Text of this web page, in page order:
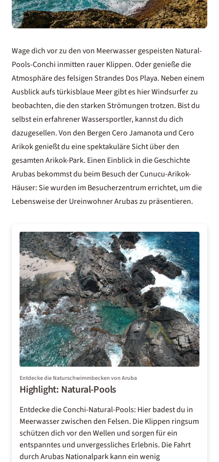
Wage dich vor zu den von Meerwasser gespeisten Natural-
Pools-Conchi inmitten rauer Klippen. Oder genieße die
Atmosphäre des felsigen Strandes Dos Playa. Neben einem
Ausblick aufs türkisblaue Meer gibt es hier Windsurfer zu
beobachten, die den starken Strömungen trotzen. Bist du
selbst ein erfahrener Wassersportler, kannst du dich
dazugesellen. Von den Bergen Cero Jamanota und Cero
Arikok genießt du eine spektakuläre Sicht über den
gesamten Arikok-Park. Einen Einblick in die Geschichte
Arubas bekommst du beim Besuch der Cunucu-Arikok-
Häuser: Sie wurden im Besucherzentrum errichtet, um die
Lebensweise der Ureinwohner Arubas zu präsentieren.
Entdecke die Naturschwimmbecken von Aruba
Highlight: Natural-Pools
Entdecke die Conchi-Natural-Pools: Hier badest du in
Meerwasser zwischen den Felsen. Die Klippen ringsum
schützen dich vor den Wellen und sorgen für ein
entspanntes und unvergessliches Erlebnis. Die Fahrt
durch Arubas Nationalpark kann ein wenig